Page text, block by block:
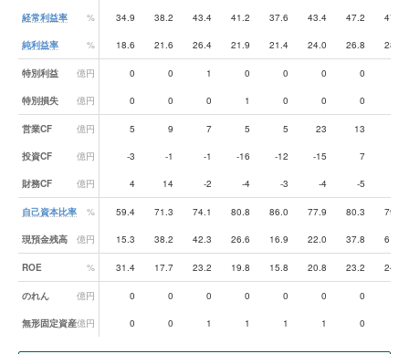
経常利益率 % 34.9 38.2 43.4 41.2 37.6 43.4 47.2 47.6
純利益率 % 18.6 21.6 26.4 21.9 21.4 24.0 26.8 28.7
特別利益 億円 0 0 1 0 0 0 0
特別損失 億円 0 0 0 1 0 0 0
営業CF 億円 5 9 7 5 5 23 13
投資CF 億円 -3 -1 -1 -16 -12 -15 7
財務CF 億円 4 14 -2 -4 -3 -4 -5
自己資本比率 % 59.4 71.3 74.1 80.8 86.0 77.9 80.3 79.2
現預金残高 億円 15.3 38.2 42.3 26.6 16.9 22.0 37.8 61.3
ROE % 31.4 17.7 23.2 19.8 15.8 20.8 23.2 24.8
のれん 億円 0 0 0 0 0 0 0
無形固定資産億円 0 0 1 1 1 1 0